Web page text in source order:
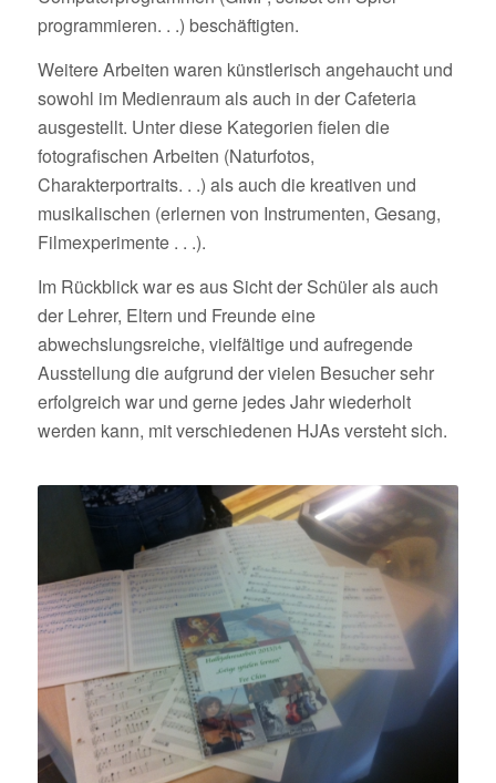
programmieren. . .) beschäftigten.
Weitere Arbeiten waren künstlerisch angehaucht und
sowohl im Medienraum als auch in der Cafeteria
ausgestellt. Unter diese Kategorien fielen die
fotografischen Arbeiten (Naturfotos,
Charakterportraits. . .) als auch die kreativen und
musikalischen (erlernen von Instrumenten, Gesang,
Filmexperimente . . .).
Im Rückblick war es aus Sicht der Schüler als auch
der Lehrer, Eltern und Freunde eine
abwechslungsreiche, vielfältige und aufregende
Ausstellung die aufgrund der vielen Besucher sehr
erfolgreich war und gerne jedes Jahr wiederholt
werden kann, mit verschiedenen HJAs versteht sich.